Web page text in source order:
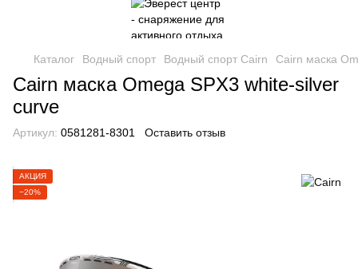
Каталог Водный спорт Водный спорт Cairn Cairn маска
Cairn маска Omega SPX3 white-silver
curve
Артикул: 0581281-8301 Оставить отзыв
АКЦИЯ
−20%